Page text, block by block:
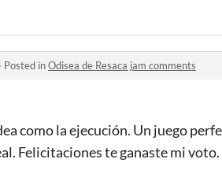
· Posted inOdisea de Resaca jam comments
como la ejecución. Un juego
Felicitaciones te ganaste mi voto.